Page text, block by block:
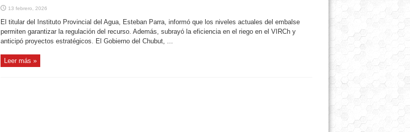
13 febrero, 2026
El titular del Instituto Provincial del Agua, Esteban Parra, informó que los niveles actuales del embalse
permiten garantizar la regulación del recurso. Además, subrayó la eficiencia en el riego en el VIRCh y
anticipó proyectos estratégicos. El Gobierno del Chubut, ...
Leer más »